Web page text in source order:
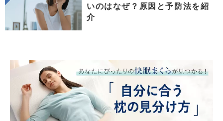
いのはなぜ？原因と予防法を紹
介